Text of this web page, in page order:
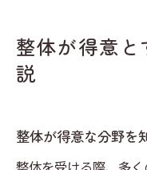
整体が得意
説
整体が得意な分野を